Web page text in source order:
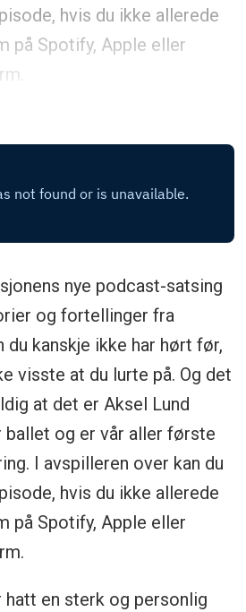
hvis du ikke allerede
på Spotify, Apple eller
nye podcast-satsing
og fortellinger fra
kanskje ikke har hørt før,
visste at du lurte på. Og det
at det er Aksel Lund
ballet og er vår aller første
I avspilleren over kan du
hvis du ikke allerede
på Spotify, Apple eller
hatt en sterk og personlig